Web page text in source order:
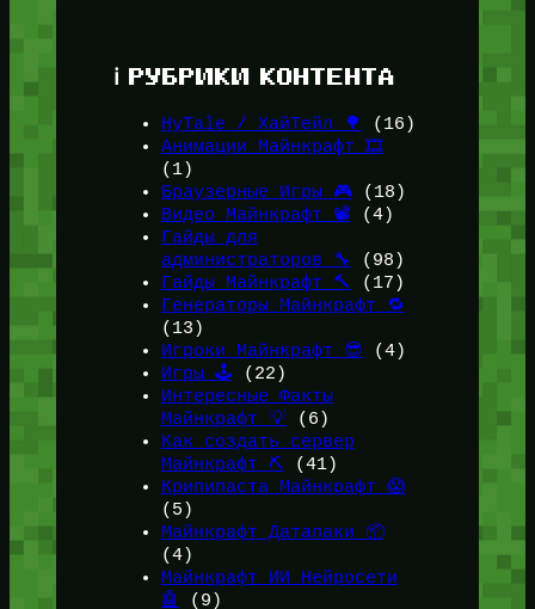
ℹ️ РУБРИКИ КОНТЕНТА
HyTale / ХайТейл 🌳
(16)
Анимации Майнкрафт 🎞️
(1)
Браузерные Игры 🎮(18)
Видео Майнкрафт 📽️ (4)
Гайды для
администраторов 🔧
(98)
Гайды Майнкрафт 🔨
(17)
Генераторы Майнкрафт 🔁
(13)
Игроки Майнкрафт 😎 (4)
Игры 🕹️ (22)
Интересные Факты
Майнкрафт 💡(6)
Как создать сервер
Майнкрафт ⛏️ (41)
Крипипаста Майнкрафт 😱
(5)
Майнкрафт Датапаки 📦
(4)
Майнкрафт ИИ Нейросети
🤖
(9)